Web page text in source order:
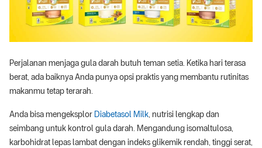
Perjalanan menjaga gula darah butuh teman setia. Ketika hari terasa
berat, ada baiknya Anda punya opsi praktis yang membantu rutinitas
makanmu tetap terarah.
Anda bisa mengeksplor Diabetasol Milk, nutrisi lengkap dan
seimbang untuk kontrol gula darah. Mengandung isomaltulosa,
karbohidrat lepas lambat dengan indeks glikemik rendah, tinggi serat,